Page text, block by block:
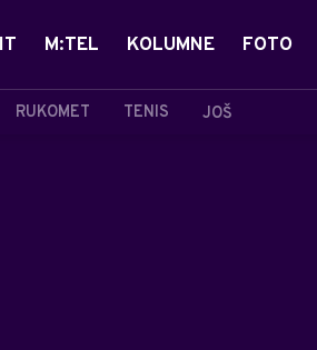
RUKOMET TENIS JOŠ
M:TEL KOLUMNE FOTO